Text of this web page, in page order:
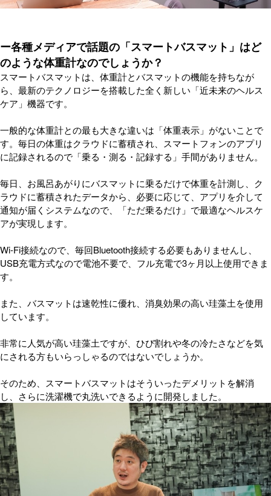
ー各種メディアで話題の「スマートバスマット」はど
のような体重計なのでしょうか？
スマートバスマットは、体重計とバスマットの機能を持ちなが
ら、最新のテクノロジーを搭載した全く新しい「近未来のヘルス
ケア」機器です。
一般的な体重計との最も大きな違いは「体重表示」がないことで
す。毎日の体重はクラウドに蓄積され、スマートフォンのアプリ
に記録されるので「乗る・測る・記録する」手間がありません。
毎日、お風呂あがりにバスマットに乗るだけで体重を計測し、ク
ラウドに蓄積されたデータから、必要に応じて、アプリを介して
通知が届くシステムなので、「ただ乗るだけ」で最適なヘルスケ
アが実現します。
Wi-Fi接続なので、毎回Bluetooth接続する必要もありませんし、
USB充電方式なので電池不要で、フル充電で3ヶ月以上使用できま
す。
また、バスマットは速乾性に優れ、消臭効果の高い珪藻土を使用
しています。
非常に人気が高い珪藻土ですが、ひび割れや冬の冷たさなどを気
にされる方もいらっしゃるのではないでしょうか。
そのため、スマートバスマットはそういったデメリットを解消
し、さらに洗濯機で丸洗いできるように開発しました。